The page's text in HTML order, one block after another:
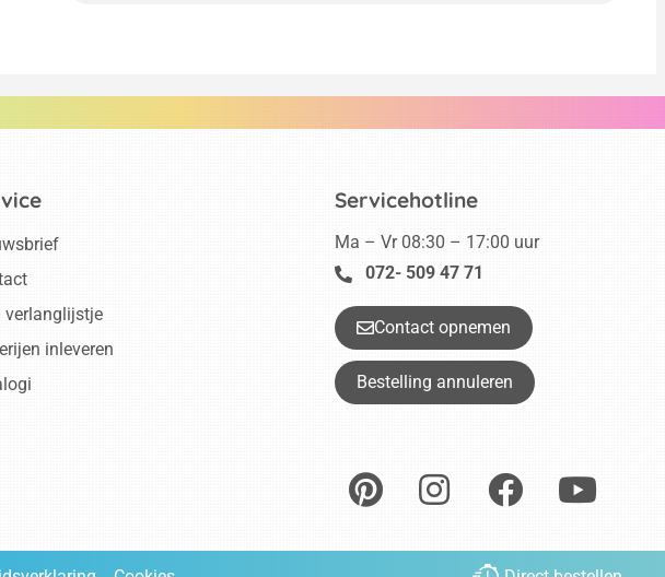
Servicehotline
Ma – Vr 08:30 – 17:00 uur
072- 509 47 71
Contact opnemen
Bestelling annuleren
verlanglijstje
inleveren